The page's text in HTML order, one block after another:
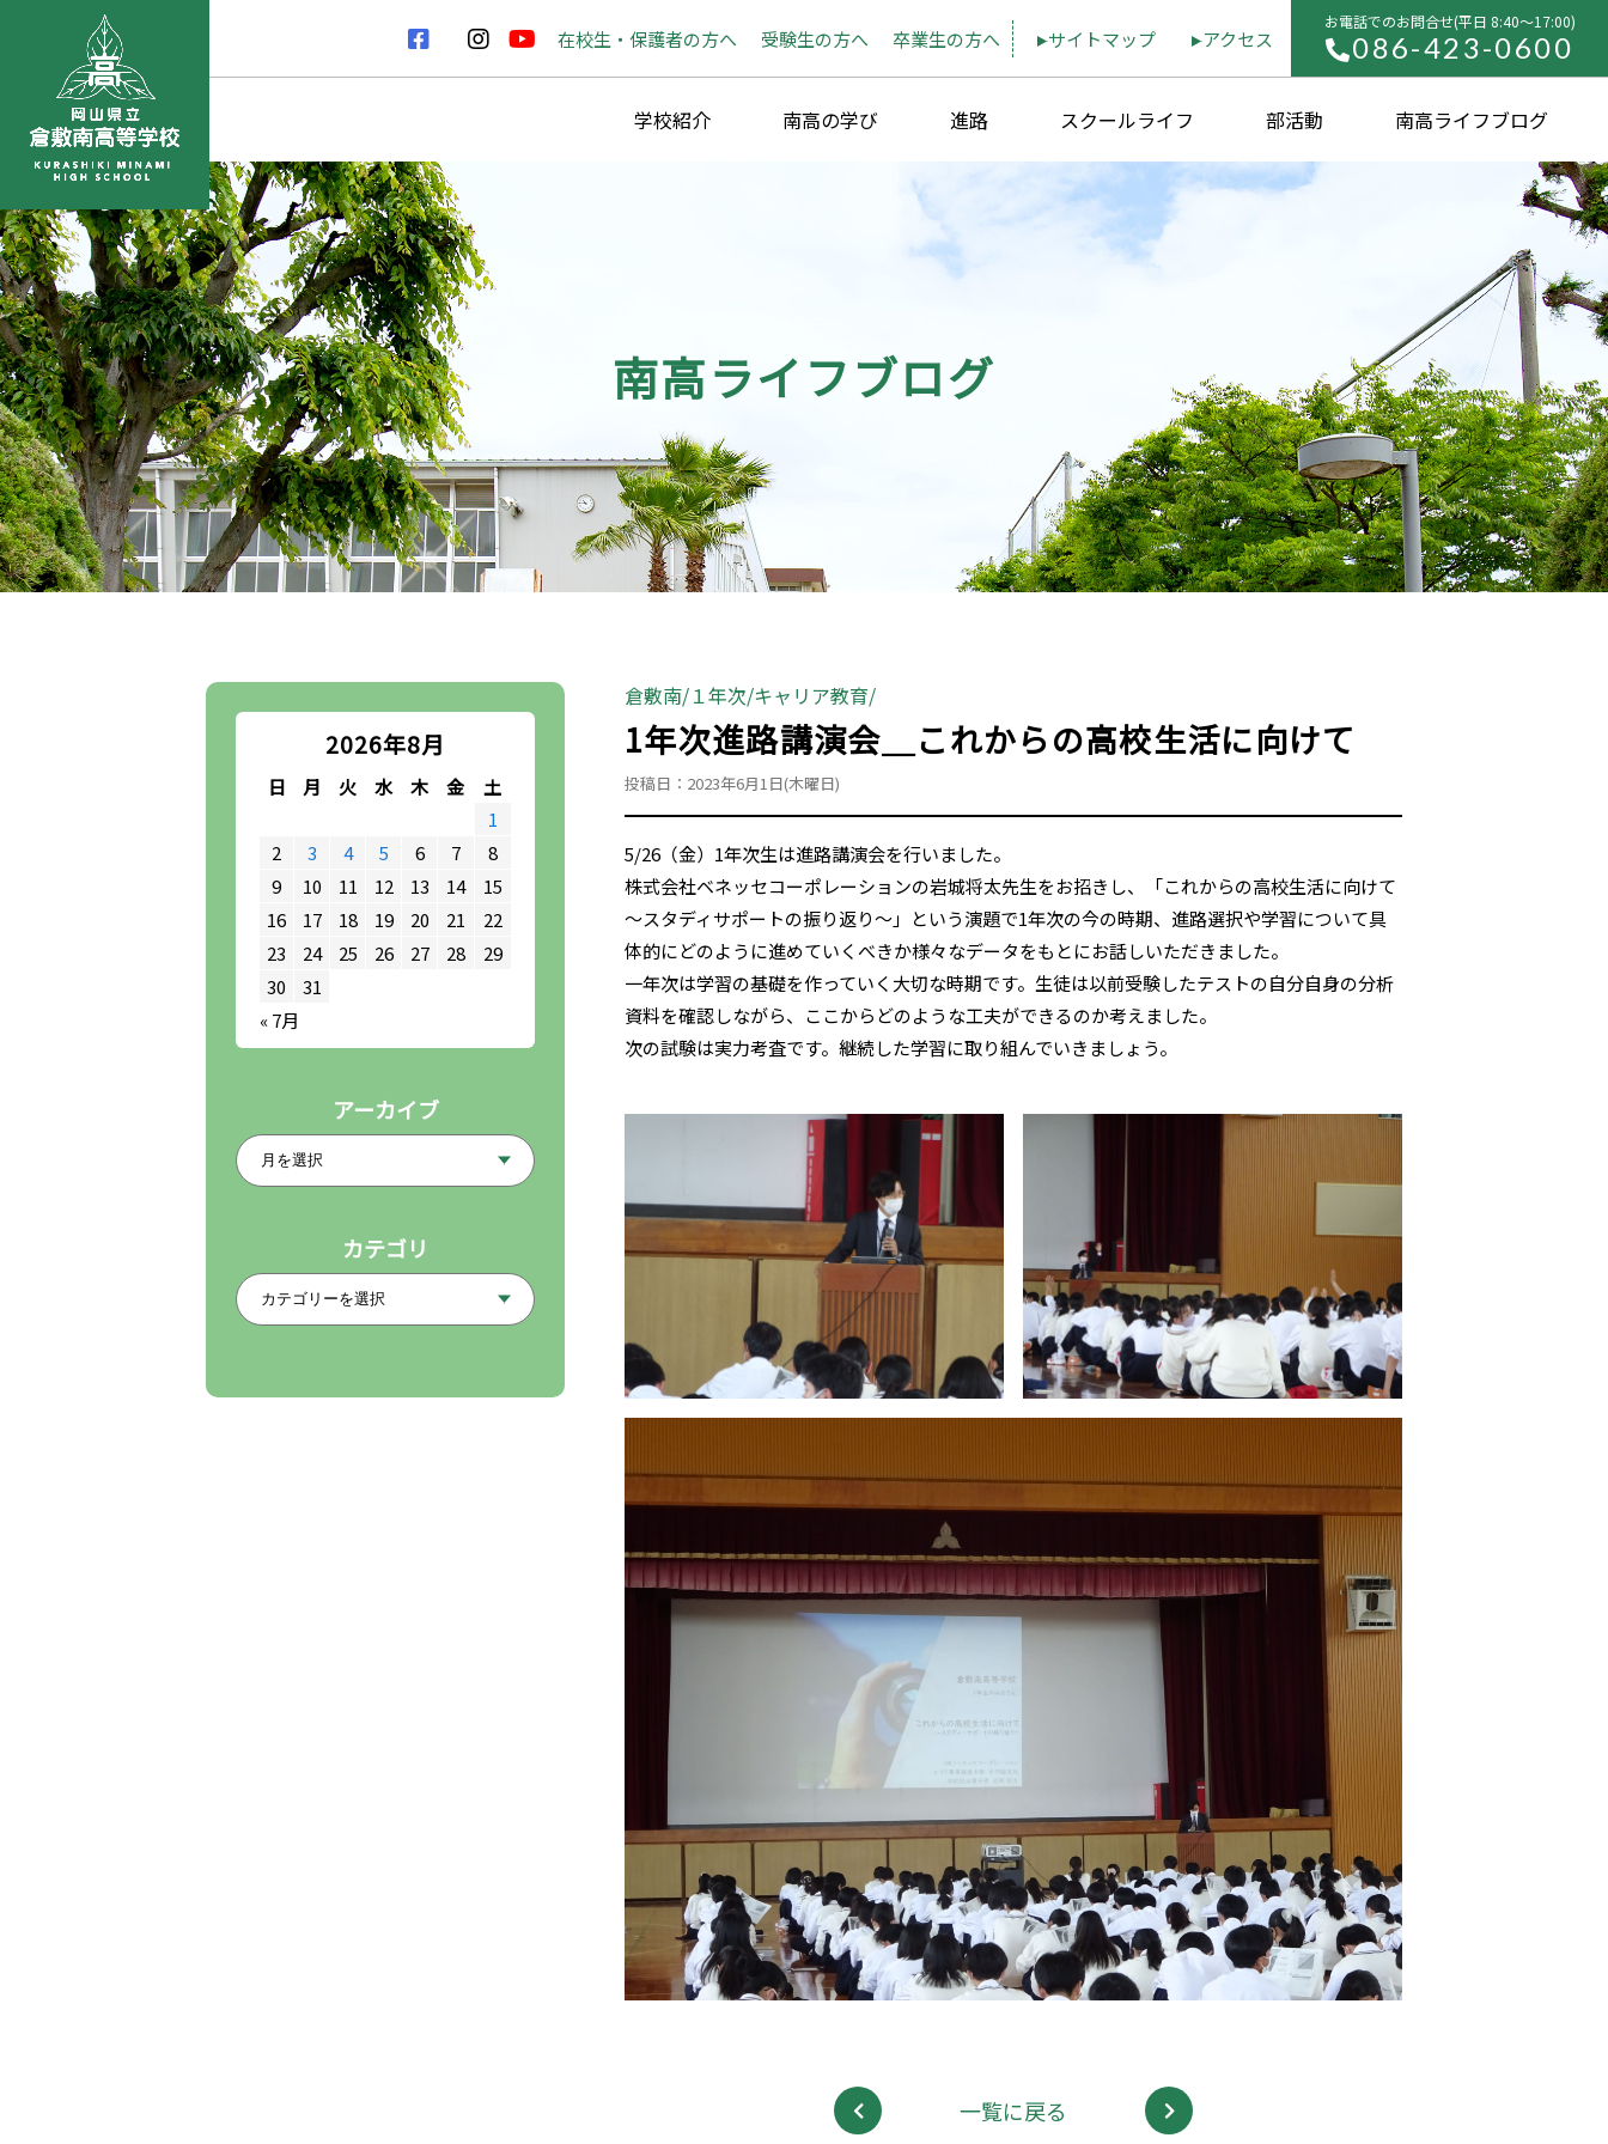
在校生・保護者の方へ 受験生の方へ 卒業生の方へ サイトマップ アクセス
お電話でのお問合せ(平⽇ 8:40〜17:00)
086-423-0600
学校紹介 南高の学び 進路 スクールライフ 部活動 南高ライフブログ
南高ライフブログ
2026年8月
日 月 火 水 木 金
土
1
2
3 4 5 6 7
8
9
10 11 12 13 14
15
16
17 18 19 20 21
22
23
24 25 26 27 28
29
30
31
« 7月
アーカイブ
カテゴリ
倉敷南 １年次 キャリア教育
1年次進路講演会＿これからの高校生活に向けて
投稿日：2023年6月1日(木曜日)
5/26（金）1年次生は進路講演会を行いました。
株式会社ベネッセコーポレーションの岩城将太先生をお招きし、「これからの高校生活に向けて
～スタディサポートの振り返り～」という演題で1年次の今の時期、進路選択や学習について具
体的にどのように進めていくべきか様々なデータをもとにお話しいただきました。
一年次は学習の基礎を作っていく大切な時期です。生徒は以前受験したテストの自分自身の分析
資料を確認しながら、ここからどのような工夫ができるのか考えました。
次の試験は実力考査です。継続した学習に取り組んでいきましょう。
一覧に戻る